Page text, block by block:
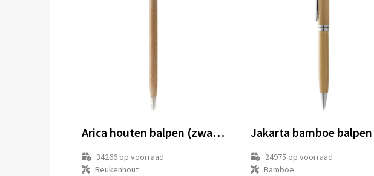
Arica houten balpen (zwarte inkt)
34266op voorraad
Beukenhout
24975 op voorraad
Bamboe